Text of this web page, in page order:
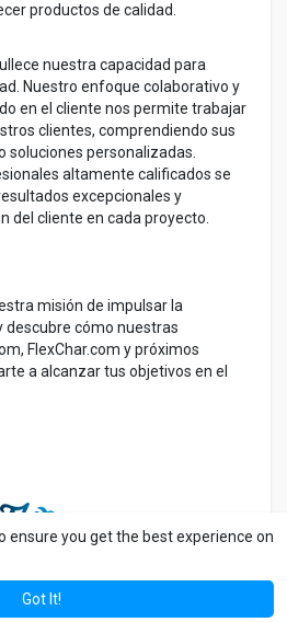
ensure you get the best experience on
Got It!
productos de calidad.
nuestra capacidad para
Nuestro enfoque colaborativo y
en el cliente nos permite trabajar
clientes, comprendiendo sus
soluciones personalizadas.
altamente calificados se
excepcionales y
del cliente en cada proyecto.
misión de impulsar la
descubre cómo nuestras
FlexChar.com y próximos
a alcanzar tus objetivos en el